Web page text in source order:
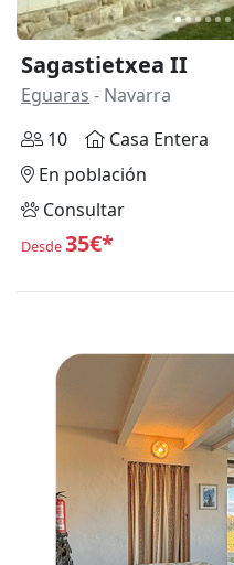
Sagastietxea II
Eguaras - Navarra
10
Casa Entera
En población
Consultar
Desde35€*